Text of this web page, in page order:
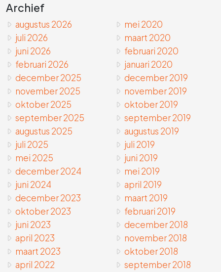
Archief
augustus 2026
juli 2026
juni 2026
februari 2026
december 2025
november 2025
oktober 2025
september 2025
augustus 2025
juli 2025
mei 2025
december 2024
juni 2024
december 2023
oktober 2023
juni 2023
april 2023
maart 2023
april 2022
mei 2020
maart 2020
februari 2020
januari 2020
december 2019
november 2019
oktober 2019
september 2019
augustus 2019
juli 2019
juni 2019
mei 2019
april 2019
maart 2019
februari 2019
december 2018
november 2018
oktober 2018
september 2018